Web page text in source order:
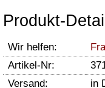
Produkt-
Wir helfen:
Artikel-Nr:
Versand:
in